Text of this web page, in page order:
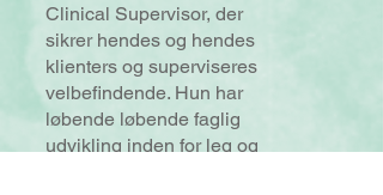
Clinical Supervisor, der
sikrer hendes og hendes
klienters og superviseres
velbefindende. Hun har
løbende løbende faglig
udvikling inden for leg og